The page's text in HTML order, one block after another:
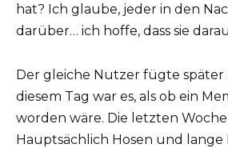
hat? Ich glaube, jeder in den
darüber… ich hoffe, dass sie
Der gleiche Nutzer fügte später
diesem Tag war es, als ob ein
worden wäre. Die letzten
Hauptsächlich Hosen und lange